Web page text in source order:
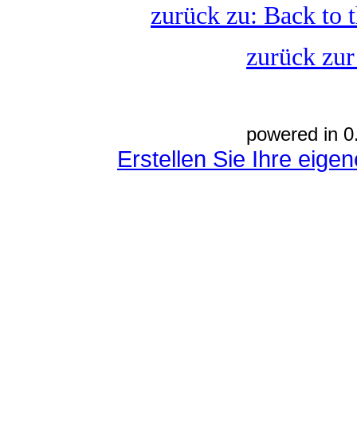
zurück zu: Back to
zurück
powered in
Erstellen Sie Ihre